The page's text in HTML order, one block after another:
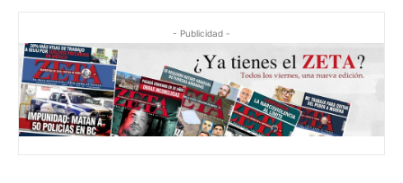
- Publicidad -